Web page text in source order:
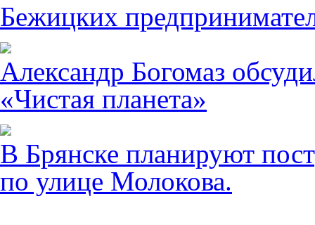
Бежицких
Александр Богомаз
«Чистая планета»
В Брянске планируют
по улице Молокова.